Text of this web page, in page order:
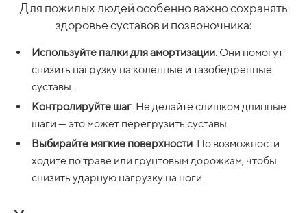
Для пожилых людей особенно важно сохранять
здоровье суставов и позвоночника:
Используйте палки для амортизации: Они помогут
снизить нагрузку на коленные и тазобедренные
суставы.
Контролируйте шаг: Не делайте слишком длинные
шаги — это может перегрузить суставы.
Выбирайте мягкие поверхности: По возможности
ходите по траве или грунтовым дорожкам, чтобы
снизить ударную нагрузку на ноги.